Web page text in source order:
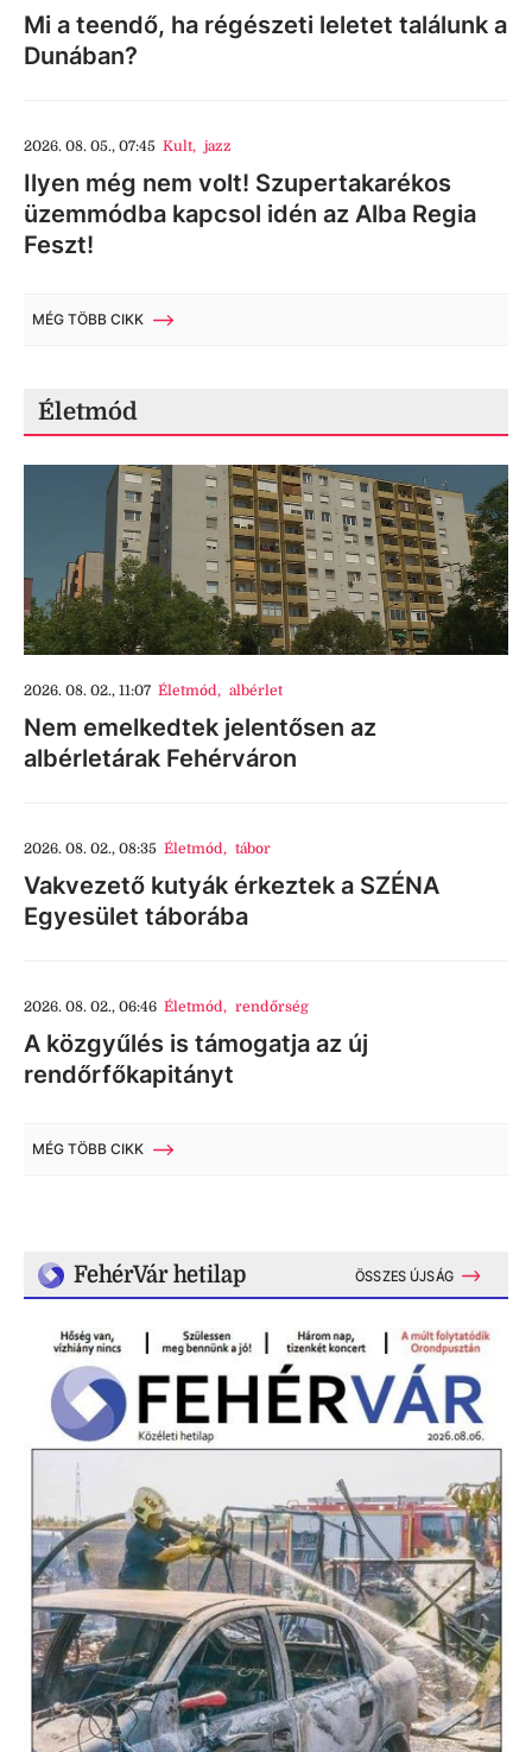
Mi a teendő, ha régészeti leletet találunk a
Dunában?
2026. 08. 05., 07:45 Kult, jazz
Ilyen még nem volt! Szupertakarékos
üzemmódba kapcsol idén az Alba Regia
Feszt!
MÉG TÖBB CIKK
Életmód
2026. 08. 02., 11:07 Életmód, albérlet
Nem emelkedtek jelentősen az
albérletárak Fehérváron
2026. 08. 02., 08:35 Életmód, tábor
Vakvezető kutyák érkeztek a SZÉNA
Egyesület táborába
2026. 08. 02., 06:46 Életmód, rendőrség
A közgyűlés is támogatja az új
rendőrfőkapitányt
MÉG TÖBB CIKK
FehérVár hetilap ÖSSZES ÚJSÁG